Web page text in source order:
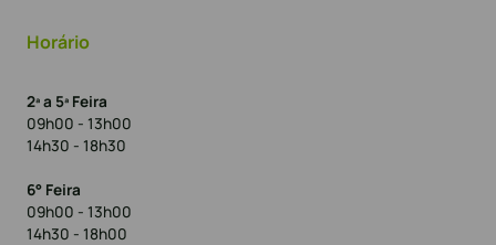
Horário
2ª a 5ª Feira
09h00 - 13h00
14h30 - 18h30
6° Feira
09h00 - 13h00
14h30 - 18h00